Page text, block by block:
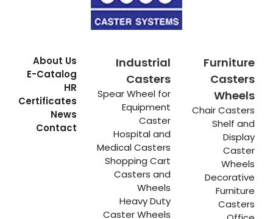
Furniture
Casters
Wheels
Chair Casters
Shelf and
Display
Caster
Wheels
Decorative
Furniture
Casters
Industrial
Casters
Spear Wheel for
Equipment
Caster
Hospital and
Medical Casters
Shopping Cart
Casters and
Wheels
Heavy Duty
Caster Wheels
About Us
E-Catalog
HR
Certificates
News
Contact